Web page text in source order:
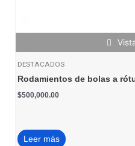
DESTACADOS
Rodamientos de bolas a
$500,000.00
Leer más